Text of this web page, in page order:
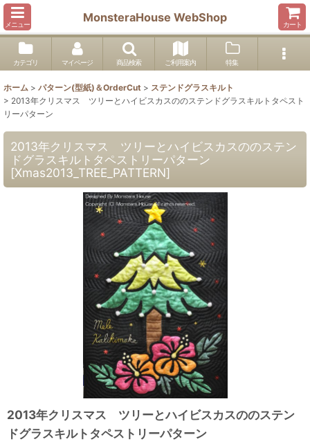
メニュー
MonsteraHouse WebShop
カート
カテゴリ マイページ 商品検索 ご利用案内 特集
ホーム > パターン(型紙)＆OrderCut > ステンドグラスキルト
> 2013年クリスマス ツリーとハイビスカスののステンドグラスキルトタペスト
リーパターン
2013年クリスマス ツリーとハイビスカスののステン
ドグラスキルトタペストリーパターン
[Xmas2013_TREE_PATTERN]
2013年クリスマス ツリーとハイビスカスののステン
ドグラスキルトタペストリーパターン